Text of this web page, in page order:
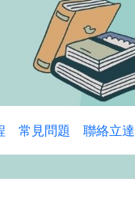
常見問題 聯絡立達